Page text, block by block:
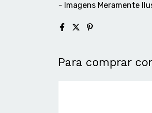
- Imagens Meramente
Para comprar